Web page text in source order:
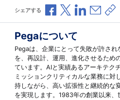
シェアする Facebookで共有
Xで共有LinkedInで
メー
Pegaについて
Pegaは、企業にとって失敗が許さ
を、再設計、運用、進化させるため
ています。AIと実績あるアーキテク
ミッションクリティカルな業務に対
持しながら、高い拡張性と継続的な
を実現します。1983年の創業以来